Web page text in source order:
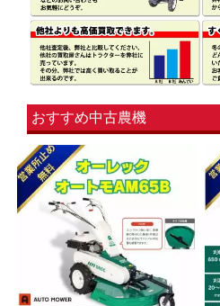
おすすめ中古農機